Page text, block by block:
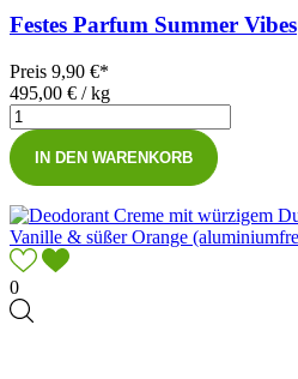
Festes Parfum Summer Vibes
Preis 9,90 €*
495,00 € / kg
IN DEN WARENKORB
0